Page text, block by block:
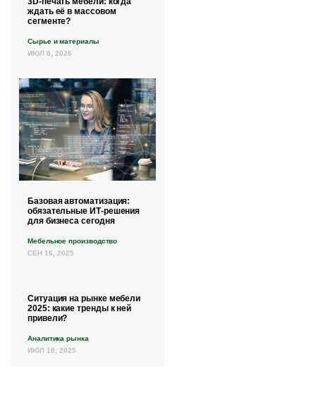
ждать её в массовом
сегменте?
Сырье и материалы
ИЮЛ 8, 2026
Базовая автоматизация:
обязательные ИТ-решения
для бизнеса сегодня
Мебельное производство
СЕН 16, 2025
Ситуация на рынке мебели
2025: какие тренды к ней
привели?
Аналитика рынка
ИЮЛ 18, 2025